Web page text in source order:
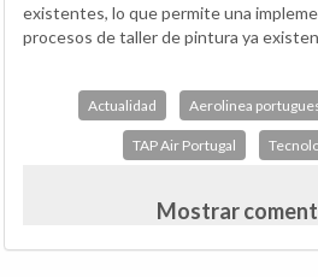
existentes, lo que permite una
procesos de taller de pintura ya
Actualidad Aerolinea
TAP Air Portugal
Mostrar